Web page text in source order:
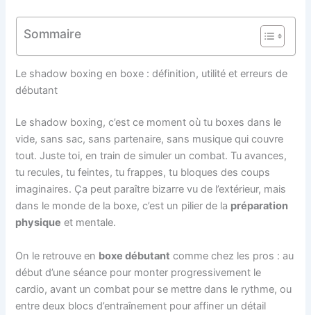
Sommaire
Le shadow boxing en boxe : définition, utilité et erreurs de
débutant
Le shadow boxing, c’est ce moment où tu boxes dans le
vide, sans sac, sans partenaire, sans musique qui couvre
tout. Juste toi, en train de simuler un combat. Tu avances,
tu recules, tu feintes, tu frappes, tu bloques des coups
imaginaires. Ça peut paraître bizarre vu de l’extérieur, mais
dans le monde de la boxe, c’est un pilier de la préparation
physique et mentale.
On le retrouve en boxe débutant comme chez les pros : au
début d’une séance pour monter progressivement le
cardio, avant un combat pour se mettre dans le rythme, ou
entre deux blocs d’entraînement pour affiner un détail